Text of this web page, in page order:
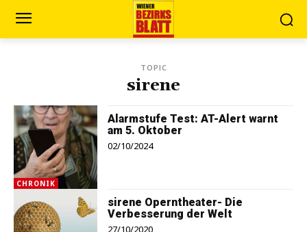
TOPIC
sirene
CHRONIK
Alarmstufe Test: AT-Alert warnt
am 5. Oktober
02/10/2024
sirene Operntheater- Die
Verbesserung der Welt
27/10/2020